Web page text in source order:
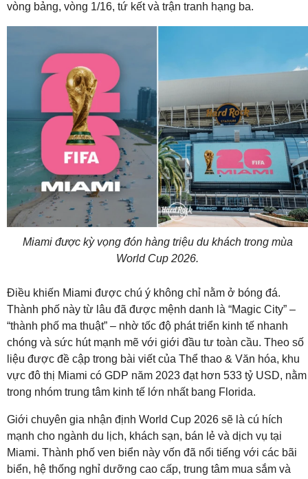
vòng bảng, vòng 1/16, tứ kết và trận tranh hạng ba.
Miami được kỳ vọng đón hàng triệu du khách trong mùa
World Cup 2026.
Điều khiến Miami được chú ý không chỉ nằm ở bóng đá.
Thành phố này từ lâu đã được mệnh danh là “Magic City” –
“thành phố ma thuật” – nhờ tốc độ phát triển kinh tế nhanh
chóng và sức hút mạnh mẽ với giới đầu tư toàn cầu. Theo số
liệu được đề cập trong bài viết của Thể thao & Văn hóa, khu
vực đô thị Miami có GDP năm 2023 đạt hơn 533 tỷ USD, nằm
trong nhóm trung tâm kinh tế lớn nhất bang Florida.
Giới chuyên gia nhận định World Cup 2026 sẽ là cú hích
mạnh cho ngành du lịch, khách sạn, bán lẻ và dịch vụ tại
Miami. Thành phố ven biển này vốn đã nổi tiếng với các bãi
biển, hệ thống nghỉ dưỡng cao cấp, trung tâm mua sắm và